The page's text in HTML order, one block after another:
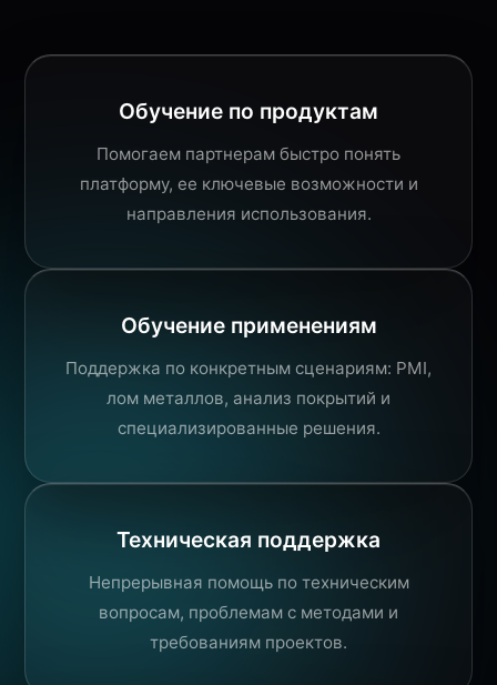
Обучение по продуктам
Помогаем партнерам быстро понять
платформу, ее ключевые возможности и
направления использования.
Обучение применениям
Поддержка по конкретным сценариям: PMI,
лом металлов, анализ покрытий и
специализированные решения.
Техническая поддержка
Непрерывная помощь по техническим
вопросам, проблемам с методами и
требованиям проектов.